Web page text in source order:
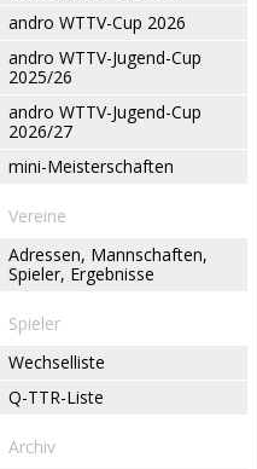
andro WTTV-Cup 2026
andro WTTV-Jugend-Cup
2025/26
andro WTTV-Jugend-Cup
2026/27
mini-Meisterschaften
Vereine
Adressen, Mannschaften,
Spieler, Ergebnisse
Spieler
Wechselliste
Q-TTR-Liste
Archiv